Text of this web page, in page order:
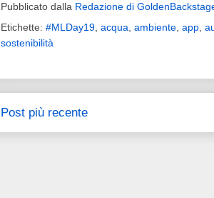
Pubblicato dalla Redazione di
Etichette: #MLDay19 acqua ambiente app
sostenibilità
Post più recente